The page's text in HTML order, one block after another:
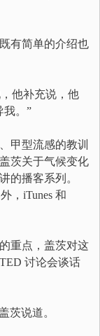
有简单的介绍也
他补充说，他
我。”
甲型流感的教训
茨关于气候变化
的播客系列。
，iTunes 和
重点，盖茨对这
讨论会谈话
茨说道。